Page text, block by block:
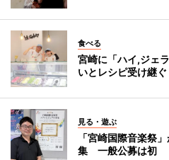
食べる
宮崎に「ハイ,ジェ
いとレシピ受け継ぐ
見る・遊ぶ
「宮崎国際音楽祭
集 一般公募は初